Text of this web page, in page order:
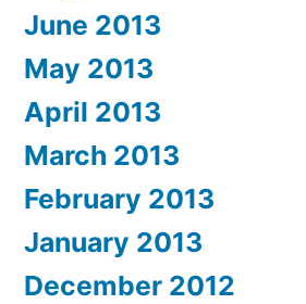
June 2013
May 2013
April 2013
March 2013
February 2013
January 2013
December 2012